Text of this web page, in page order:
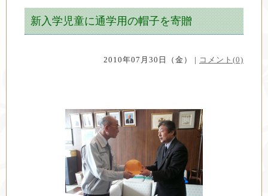
新入学児童に通学用の帽子を寄贈
2010年07月30日（金） | コメント(0)